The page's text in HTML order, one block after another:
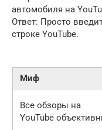
автомобиля на
Ответ: Просто
строке YouTube.
Миф
Все обзоры на
YouTube